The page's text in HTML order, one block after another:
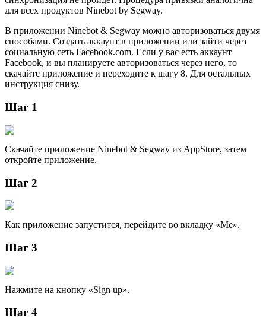
для всех продуктов Ninebot by Segway.
В приложении Ninebot & Segway можно авторизоваться двумя
способами. Создать аккаунт в приложении или зайти через
социальную сеть Facebook.com. Если у вас есть аккаунт
Facebook, и вы планируете авторизоваться через него, то
скачайте приложение и переходите к шагу 8. Для остальных
инструкция снизу.
Шаг 1
Скачайте приложение Ninebot & Segway из AppStore, затем
откройте приложение.
Шаг 2
Как приложение запустится, перейдите во вкладку «Me».
Шаг 3
Нажмите на кнопку «Sign up».
Шаг 4